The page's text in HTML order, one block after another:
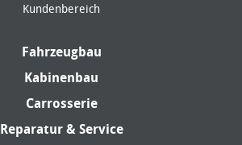
Kundenbereich
Fahrzeugbau
Kabinenbau
Carrosserie
Reparatur & Service